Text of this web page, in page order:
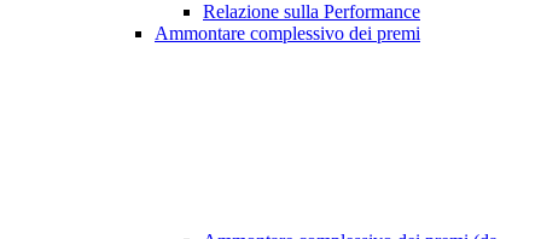
Relazione sulla Performance
Ammontare complessivo dei premi